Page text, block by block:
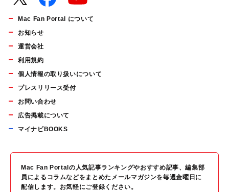
Mac Fan Portal について
お知らせ
運営会社
利用規約
個人情報の取り扱いについて
プレスリリース受付
お問い合わせ
広告掲載について
マイナビBOOKS
Mac Fan Portalの人気記事ランキングやおすすめ記事、編集部
員によるコラムなどをまとめたメールマガジンを毎週金曜日に
配信します。お気軽にご登録ください。